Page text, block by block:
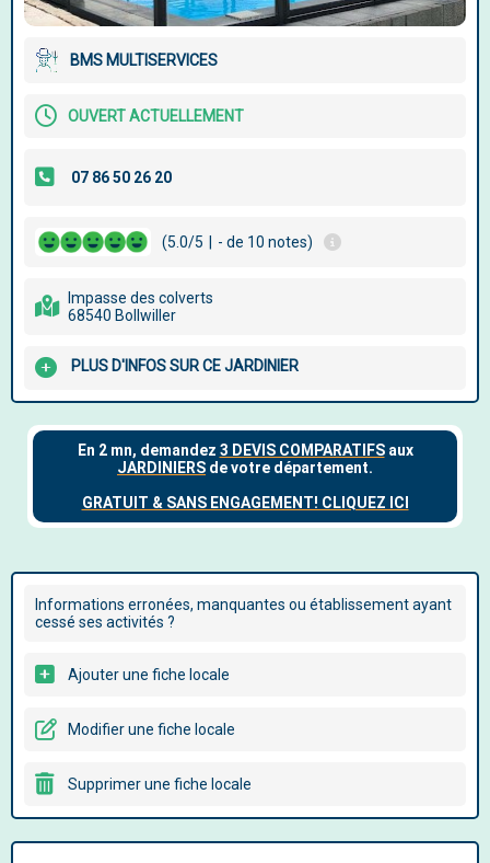
BMS MULTISERVICES
OUVERT ACTUELLEMENT
(5.0/5 - de 10 notes)
Impasse des colverts
68540 Bollwiller
PLUS D'INFOS SUR CE JARDINIER
Informations erronées, manquantes ou établissement ayant
cessé ses activités ?
Ajouter une fiche locale
Modifier une fiche locale
Supprimer une fiche locale